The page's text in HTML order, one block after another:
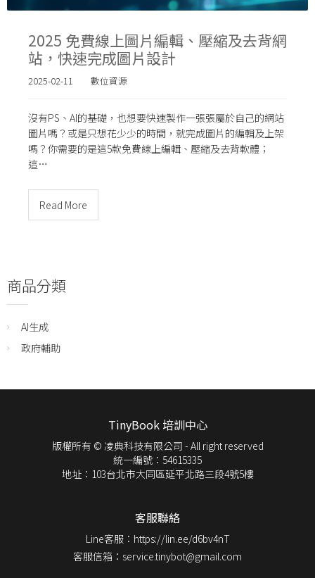
2025 免費線上圖片編輯、壓縮及去背網
站，快速完成圖片設計
2025-02-11 數位資源
沒有PS、AI的基礎，也想要快速製作一張張屬於自己的網站
圖片嗎？或是只想花少少的時間，就完成圖片的編輯及上架
嗎？你需要的是這5款免費線上編輯、壓縮及去背軟體；
這…
Read More
商品分類
AI生成
政府輔助
TinyBook 培訓中心
版權所有 © 凌典科技有限公司 - All right reserved
統一編號：54615335
地址：103台北市大同區延平北路三段4號5樓
客服聯絡
Line客服：https://lin.ee/d6bv4nT
客服信箱：service.tinybot@gmail.com